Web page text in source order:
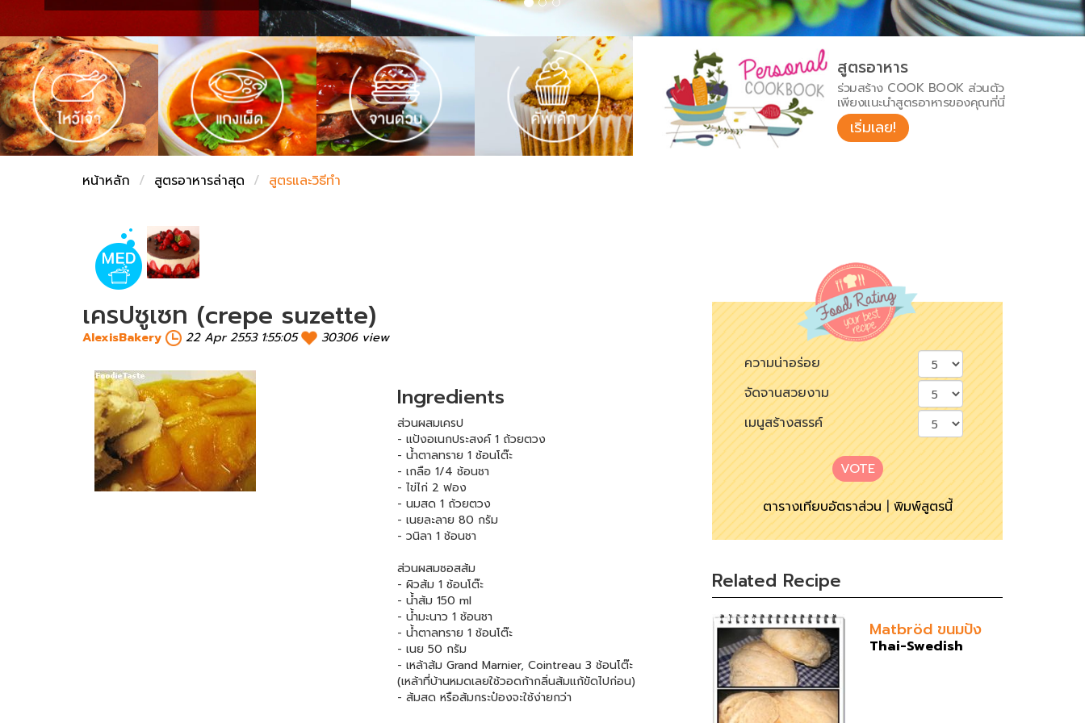
ชั่งตวงเนย
สูตรอาหาร
ร่วมสร้าง COOK BOOK ส่วนตัว
เพียงแนะนำสูตรอาหารของคุณที่นี่
เริ่มเลย!
หน้าหลัก สูตรอาหารล่าสุด สูตรและวิธีทำ
เครปซูเซท (crepe suzette)
AlexisBakery 22 Apr 2553 1:55:05 30306 view
Ingredients
ส่วนผสมเครป
- แป้งอเนกประสงค์ 1 ถ้วยตวง
- น้ำตาลทราย 1 ช้อนโต๊ะ
- เกลือ 1/4 ช้อนชา
- ไข่ไก่ 2 ฟอง
- นมสด 1 ถ้วยตวง
- เนยละลาย 80 กรัม
- วนิลา 1 ช้อนชา
ส่วนผสมซอสส้ม
- ผิวส้ม 1 ช้อนโต๊ะ
- น้ำส้ม 150 ml
- น้ำมะนาว 1 ช้อนชา
- น้ำตาลทราย 1 ช้อนโต๊ะ
- เนย 50 กรัม
- เหล้าส้ม Grand Marnier, Cointreau 3 ช้อนโต๊ะ
(เหล้าที่บ้านหมดเลยใช้วอดก้ากลิ่นส้มแก้ขัดไปก่อน)
- ส้มสด หรือส้มกระป๋องจะใช้ง่ายกว่า
ความน่าอร่อย
จัดจานสวยงาม
เมนูสร้างสรรค์
VOTE
ตารางเทียบอัตราส่วน|พิมพ์สูตรนี้
Related Recipe
Matbröd ขนมปัง
Thai-Swedish